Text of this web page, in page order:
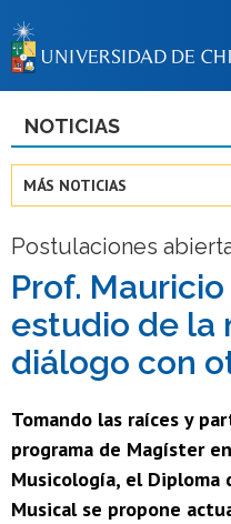
NOTICIAS
MÁS NOTICIAS
Postulaciones
Prof.
estudio de la
diálogo con
Tomando las raíces y
programa de Magíster
Musicología, el
Musical se propone